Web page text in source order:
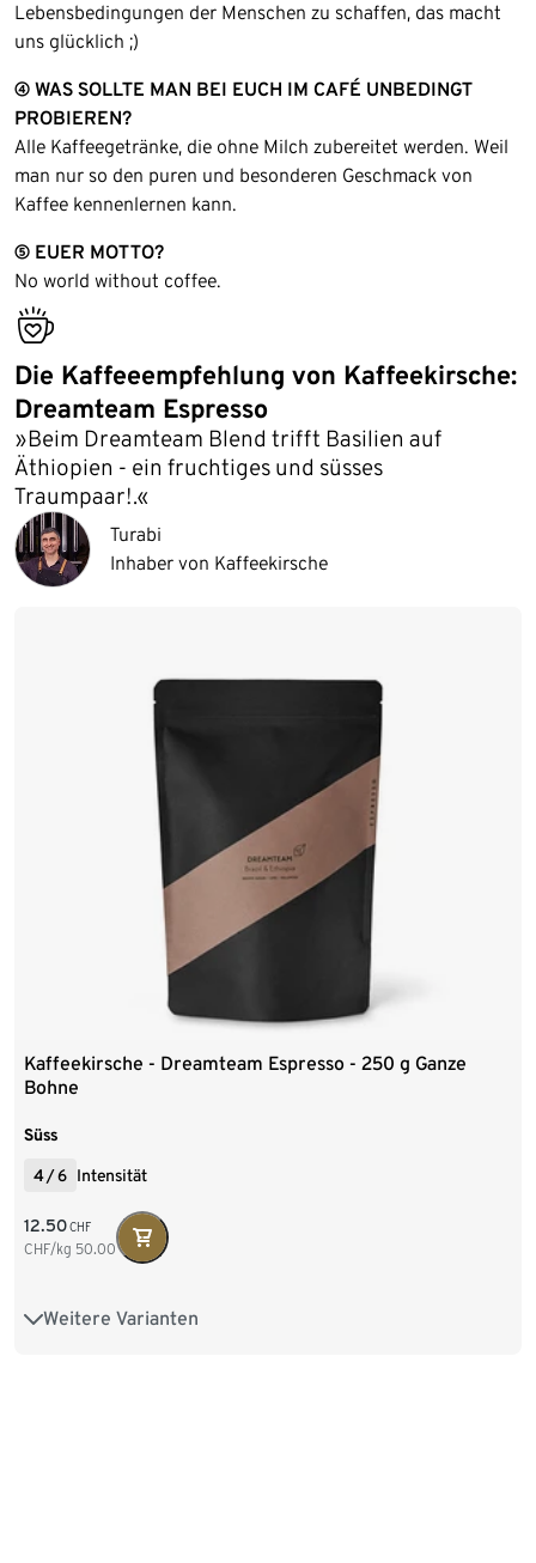
Lebensbedingungen der Menschen zu schaffen, das macht
uns glücklich ;)
④ WAS SOLLTE MAN BEI EUCH IM CAFÉ UNBEDINGT
PROBIEREN?
Alle Kaffeegetränke, die ohne Milch zubereitet werden. Weil
man nur so den puren und besonderen Geschmack von
Kaffee kennenlernen kann.
⑤ EUER MOTTO?
No world without coffee.
bestseller
Die Kaffeeempfehlung von Kaffeekirsche:
Dreamteam Espresso
»Beim Dreamteam Blend trifft Basilien auf
Äthiopien - ein fruchtiges und süsses
Traumpaar!.«
Turabi
Inhaber von Kaffeekirsche
Kaffeekirsche - Dreamteam Espresso - 250 g Ganze
Bohne
Süss
4/6 Intensität
12.50CHF
CHF/kg 50.00
Weitere Varianten
250 g Ganze Bohne